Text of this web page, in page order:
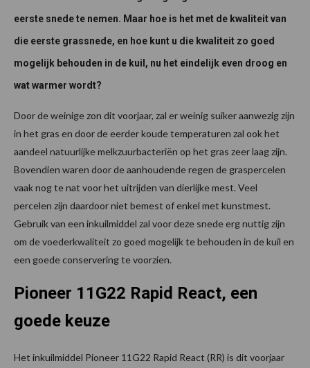
eerste snede te nemen. Maar hoe is het met de kwaliteit van
die eerste grassnede, en hoe kunt u die kwaliteit zo goed
mogelijk behouden in de kuil, nu het eindelijk even droog en
wat warmer wordt?
Door de weinige zon dit voorjaar, zal er weinig suiker aanwezig zijn
in het gras en door de eerder koude temperaturen zal ook het
aandeel natuurlijke melkzuurbacteriën op het gras zeer laag zijn.
Bovendien waren door de aanhoudende regen de graspercelen
vaak nog te nat voor het uitrijden van dierlijke mest. Veel
percelen zijn daardoor niet bemest of enkel met kunstmest.
Gebruik van een inkuilmiddel zal voor deze snede erg nuttig zijn
om de voederkwaliteit zo goed mogelijk te behouden in de kuil en
een goede conservering te voorzien.
Pioneer 11G22 Rapid React, een
goede keuze
Het inkuilmiddel Pioneer 11G22 Rapid React (RR) is dit voorjaar